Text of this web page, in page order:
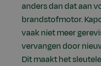
anders dan dat aan
brandstofmotor.
vaak niet meer
vervangen door
Dit maakt het